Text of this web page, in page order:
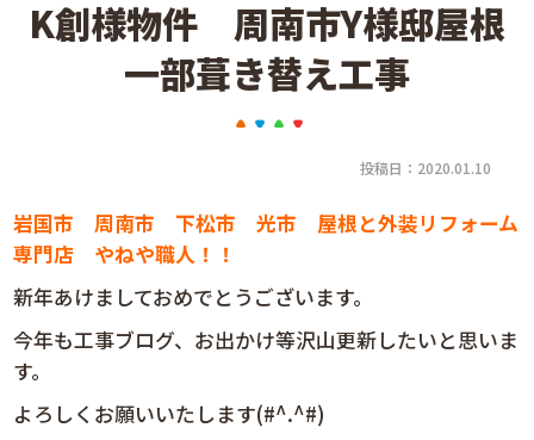
K創様物件 周南市Y様邸屋根
一部葺き替え工事
投稿日：2020.01.10
岩国市 周南市 下松市 光市 屋根と外装リフォーム
専門店 やねや職人！！
新年あけましておめでとうございます。
今年も工事ブログ、お出かけ等沢山更新したいと思いま
す。
よろしくお願いいたします(#^.^#)